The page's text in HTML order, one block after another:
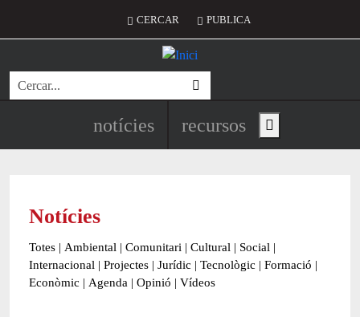
Menú del compte d'usuari
CERCAR PUBLICA
Cerca
Navegació principal de
notícies recursos Show main menu
Notícies
Totes | Ambiental | Comunitari | Cultural | Social |
Internacional | Projectes | Jurídic | Tecnològic | Formació |
Econòmic | Agenda | Opinió | Vídeos